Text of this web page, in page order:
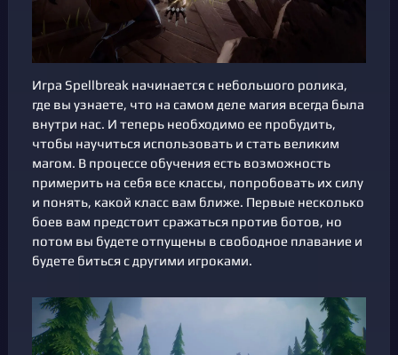
Игра Spellbreak начинается с небольшого ролика,
где вы узнаете, что на самом деле магия всегда была
внутри нас. И теперь необходимо ее пробудить,
чтобы научиться использовать и стать великим
магом. В процессе обучения есть возможность
примерить на себя все классы, попробовать их силу
и понять, какой класс вам ближе. Первые несколько
боев вам предстоит сражаться против ботов, но
потом вы будете отпущены в свободное плавание и
будете биться с другими игроками.